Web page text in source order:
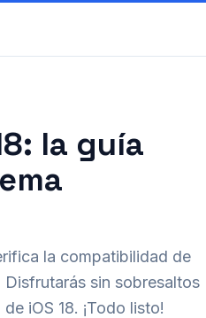
la guía
la compatibilidad de
sin sobresaltos
iOS 18. ¡Todo listo!